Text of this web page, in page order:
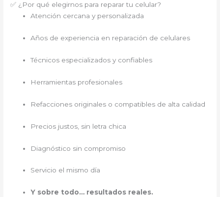
✅ ¿Por qué elegirnos para reparar tu celular?
Atención cercana y personalizada
Años de experiencia en reparación de celulares
Técnicos especializados y confiables
Herramientas profesionales
Refacciones originales o compatibles de alta calidad
Precios justos, sin letra chica
Diagnóstico sin compromiso
Servicio el mismo día
Y sobre todo… resultados reales.